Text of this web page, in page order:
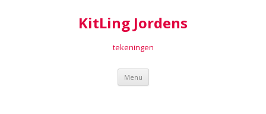
KitLing Jordens
tekeningen
Menu Spring
inhoud